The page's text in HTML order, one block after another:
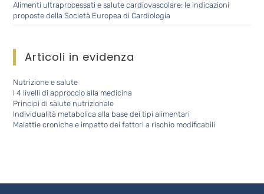
Alimenti ultraprocessati e salute cardiovascolare: le indicazioni
proposte della Società Europea di Cardiologia
Articoli in evidenza
Nutrizione e salute
I 4 livelli di approccio alla medicina
Principi di salute nutrizionale
Individualità metabolica alla base dei tipi alimentari
Malattie croniche e impatto dei fattori a rischio modificabili